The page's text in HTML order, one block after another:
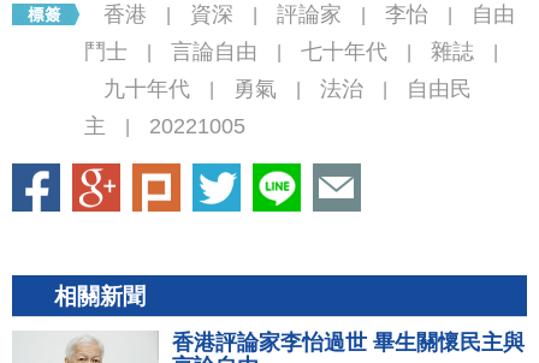
香港 資深 評論家 李怡
自由
鬥士
言論自由 七十年代 雜誌
九十年代 勇氣 法治
自由民
主
20221005
相關新聞
香港評論家李怡過世 畢生關懷民主與